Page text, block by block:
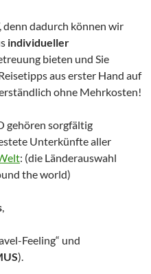
denn dadurch können wir
individueller
bieten und Sie
aus erster Hand auf
ohne Mehrkosten!
gehören sorgfältig
Unterkünfte aller
: (die Länderauswahl
the world)
,
Feeling“ und
).